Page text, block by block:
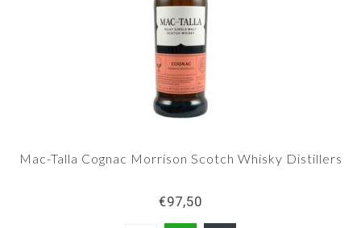
Mac-Talla Cognac Morrison Scotch Whisky Distillers
€97,50